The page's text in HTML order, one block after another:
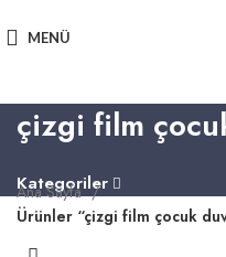
MENÜ
çizgi film
Kategoriler
Ana Sayfa
Ürünler “çizgi film çocuk